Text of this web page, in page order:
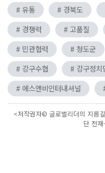
# 유통 # 경북도
# 경쟁력
# 고품질
# 민관협력
# 청도군
# 강구수협
# 강구정치
# 에스앤비인터내셔널
<저작권자© 글로벌리더의 지름
단 전